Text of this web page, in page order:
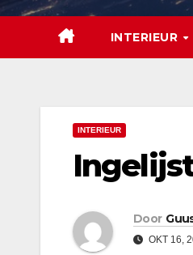
INTERIEUR
INTERIEUR
Door
OKT 16,